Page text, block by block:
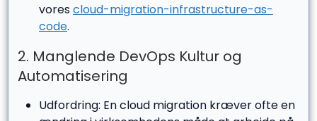
vorescloud-migration-infrastructure-as-
code.
2. Manglende DevOps Kultur og
Automatisering
Udfordring: En cloud migration kræver ofte en